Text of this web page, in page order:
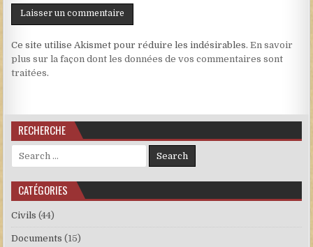
Ce site utilise Akismet pour réduire les indésirables.En savoir
plus sur la façon dont les données de vos commentaires sont
traitées.
RECHERCHE
Search for:
CATÉGORIES
Civils (44)
Documents (15)